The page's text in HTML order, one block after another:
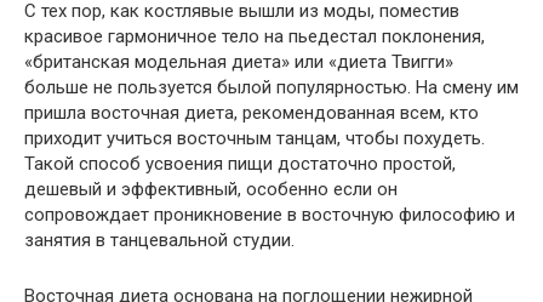
С тех пор, как костлявые вышли из моды, поместив
красивое гармоничное тело на пьедестал поклонения,
«британская модельная диета» или «диета Твигги»
больше не пользуется былой популярностью. На смену им
пришла восточная диета, рекомендованная всем, кто
приходит учиться восточным танцам, чтобы похудеть.
Такой способ усвоения пищи достаточно простой,
дешевый и эффективный, особенно если он
сопровождает проникновение в восточную философию и
занятия в танцевальной студии.
Восточная диета основана на поглощении нежирной